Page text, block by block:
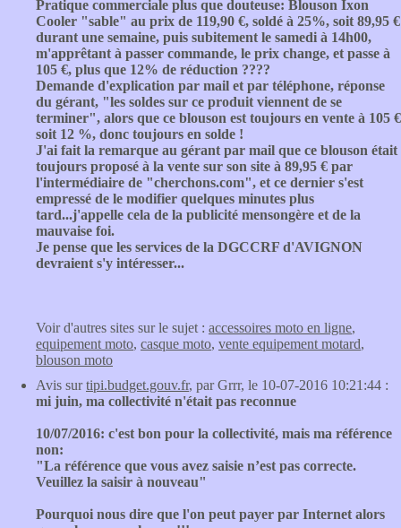
Pratique commerciale plus que douteuse: Blouson Ixon
Cooler "sable" au prix de 119,90 €, soldé à 25%, soit 89,95 €
durant une semaine, puis subitement le samedi à 14h00,
m'apprêtant à passer commande, le prix change, et passe à
105 €, plus que 12% de réduction ????
Demande d'explication par mail et par téléphone, réponse
du gérant, "les soldes sur ce produit viennent de se
terminer", alors que ce blouson est toujours en vente à 105 €
soit 12 %, donc toujours en solde !
J'ai fait la remarque au gérant par mail que ce blouson était
toujours proposé à la vente sur son site à 89,95 € par
l'intermédiaire de "cherchons.com", et ce dernier s'est
empressé de le modifier quelques minutes plus
tard...j'appelle cela de la publicité mensongère et de la
mauvaise foi.
Je pense que les services de la DGCCRF d'AVIGNON
devraient s'y intéresser...
Voir d'autres sites sur le sujet : accessoires moto en ligne,
equipement moto, casque moto, vente equipement motard,
blouson moto
Avis surtipi.budget.gouv.fr, par Grrr, le 10-07-2016 10:21:44 :
mi juin, ma collectivité n'était pas reconnue
10/07/2016: c'est bon pour la collectivité, mais ma référence
non:
"La référence que vous avez saisie n’est pas correcte.
Veuillez la saisir à nouveau"
Pourquoi nous dire que l'on peut payer par Internet alors